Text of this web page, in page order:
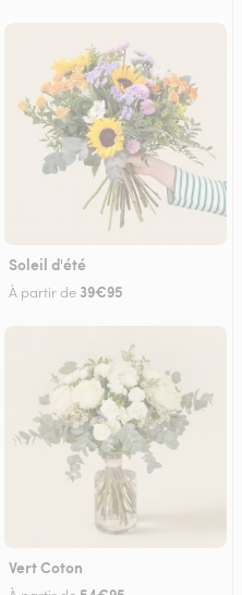
Soleil d'été
À partir de 39€95
Vert Coton